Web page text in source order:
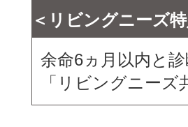
＜リビングニーズ
余命6ヵ月以内と
「リビングニー